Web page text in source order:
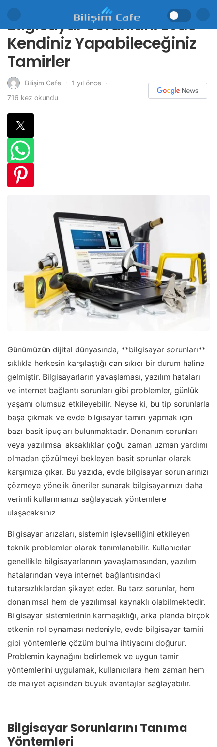
Bilgisayar Sorunları: Evde
Kendiniz Yapabileceğiniz
Tamirler
Bilişim Cafe
1 yıl önce
716 kez okundu
Günümüzün dijital dünyasında, **bilgisayar sorunları**
sıklıkla herkesin karşılaştığı can sıkıcı bir durum haline
gelmiştir. Bilgisayarların yavaşlaması, yazılım hataları
ve internet bağlantı sorunları gibi problemler, günlük
yaşamı olumsuz etkileyebilir. Neyse ki, bu tip sorunlarla
başa çıkmak ve evde bilgisayar tamiri yapmak için
bazı basit ipuçları bulunmaktadır. Donanım sorunları
veya yazılımsal aksaklıklar çoğu zaman uzman yardımı
olmadan çözülmeyi bekleyen basit sorunlar olarak
karşımıza çıkar. Bu yazıda, evde bilgisayar sorunlarınızı
çözmeye yönelik öneriler sunarak bilgisayarınızı daha
verimli kullanmanızı sağlayacak yöntemlere
ulaşacaksınız.
Bilgisayar arızaları, sistemin işlevselliğini etkileyen
teknik problemler olarak tanımlanabilir. Kullanıcılar
genellikle bilgisayarlarının yavaşlamasından, yazılım
hatalarından veya internet bağlantısındaki
tutarsızlıklardan şikayet eder. Bu tarz sorunlar, hem
donanımsal hem de yazılımsal kaynaklı olabilmektedir.
Bilgisayar sistemlerinin karmaşıklığı, arka planda birçok
etkenin rol oynaması nedeniyle, evde bilgisayar tamiri
gibi yöntemlerle çözüm bulma ihtiyacını doğurur.
Problemin kaynağını belirlemek ve uygun tamir
yöntemlerini uygulamak, kullanıcılara hem zaman hem
de maliyet açısından büyük avantajlar sağlayabilir.
Bilgisayar Sorunlarını Tanıma
Yöntemleri